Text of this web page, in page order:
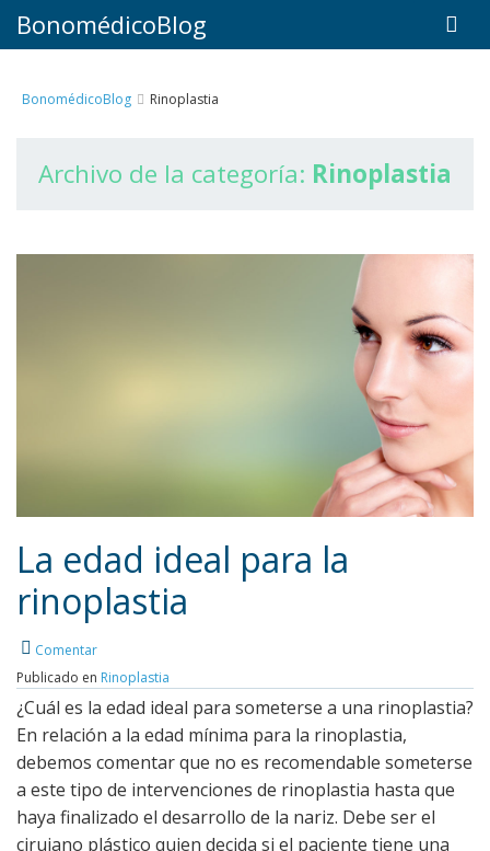
BonomédicoBlog
BonomédicoBlog Rinoplastia
Archivo de la categoría: Rinoplastia
La edad ideal para la
rinoplastia
Comentar
Publicado en Rinoplastia
¿Cuál es la edad ideal para someterse a una rinoplastia?
En relación a la edad mínima para la rinoplastia,
debemos comentar que no es recomendable someterse
a este tipo de intervenciones de rinoplastia hasta que
haya finalizado el desarrollo de la nariz. Debe ser el
cirujano plástico quien decida si el paciente tiene una